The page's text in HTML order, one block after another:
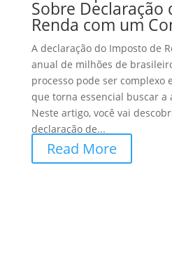
Sobre Declaração
Renda com um
A declaração do Imposto de
anual de milhões de
processo pode ser complexo
que torna essencial buscar
Neste artigo, você vai
declaração de...
Read More